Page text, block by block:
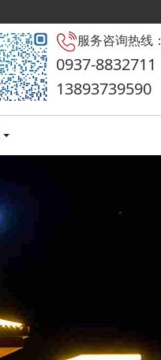
服务咨询热线：
0937-8832711
13893739590